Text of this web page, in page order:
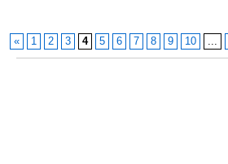
« 1 2 3 4 5 6 7 8 9 10 ...